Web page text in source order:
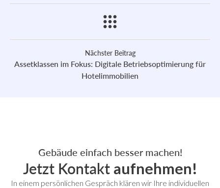
Nächster Beitrag
Assetklassen im Fokus: Digitale Betriebsoptimierung für
Hotelimmobilien
Gebäude einfach besser machen!
Jetzt Kontakt aufnehmen!
In einem persönlichen Gespräch klären wir Ihre individuellen